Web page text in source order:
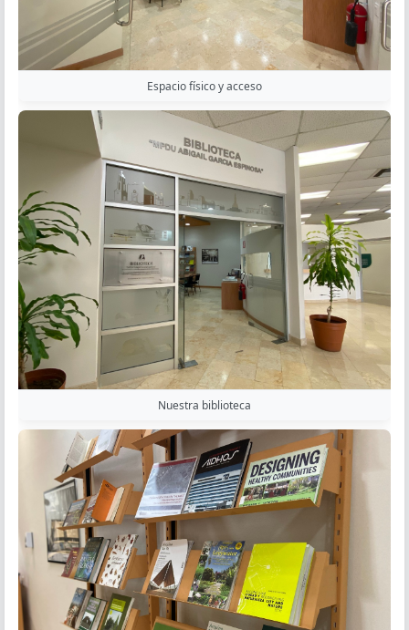
Espacio físico y acceso
Nuestra biblioteca